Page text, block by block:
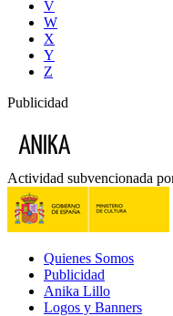
V
W
X
Y
Z
Publicidad
Actividad subvencionada
Quienes Somos
Publicidad
Anika Lillo
Logos y Banners